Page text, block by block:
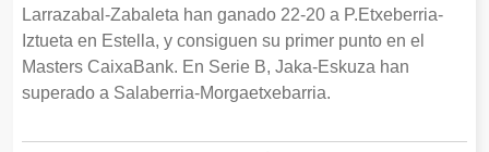
Larrazabal-Zabaleta han ganado 22-20 a P.Etxeberria-
Iztueta en Estella, y consiguen su primer punto en el
Masters CaixaBank. En Serie B, Jaka-Eskuza han
superado a Salaberria-Morgaetxebarria.